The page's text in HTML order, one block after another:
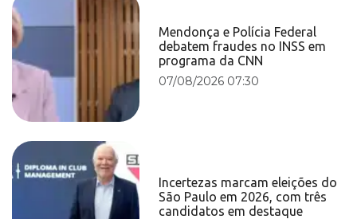
Mendonça e Polícia Federal
debatem fraudes no INSS em
programa da CNN
07/08/2026 07:30
Incertezas marcam eleições do
São Paulo em 2026, com três
candidatos em destaque